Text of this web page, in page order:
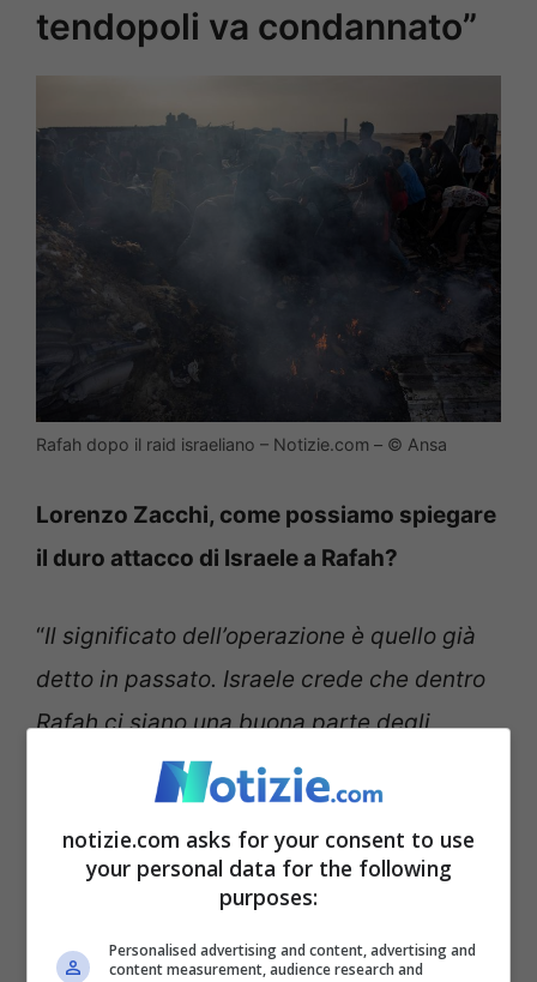
tendopoli va condannato”
Rafah dopo il raid israeliano – Notizie.com – © Ansa
Lorenzo Zacchi, come possiamo spiegare
il duro attacco di Israele a Rafah?
“Il significato dell’operazione è quello già
detto in passato. Israele crede che dentro
Rafah ci siano una buona parte degli
esponenti di Hamas. Il blitz dal punto di
vista da Netanyahu va a concludere le
operazioni iniziate dopo il 7 ottobre. Poi è
chiaro che l’episodio avvenuto nella notte
va assolutamente condannato
notizie.com asks for your consent to use
your personal data for the following
purposes:
Personalised advertising and content, advertising and
content measurement, audience research and